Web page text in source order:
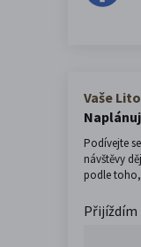
Vaše
Podívejte
návštěvy
podle
Přijíždím